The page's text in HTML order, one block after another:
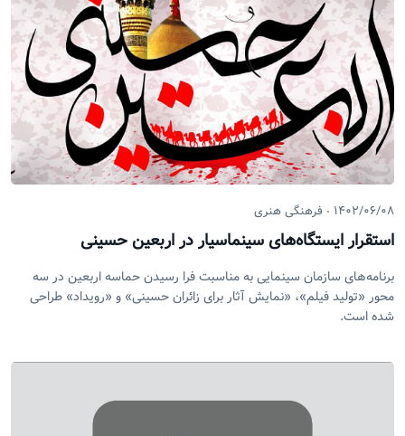
۱۴۰۲/۰۶/۰۸ فرهنگی هنری
استقرار ایستگاه‌های سینماسیار در اربعین حسینی
برنامه‌های سازمان سینمایی به مناسبت فرا رسیدن حماسه اربعین در سه
محور «تولید فیلم»، «نمایش آثار برای زائران حسینی» و «رویداد» طراحی
شده است.